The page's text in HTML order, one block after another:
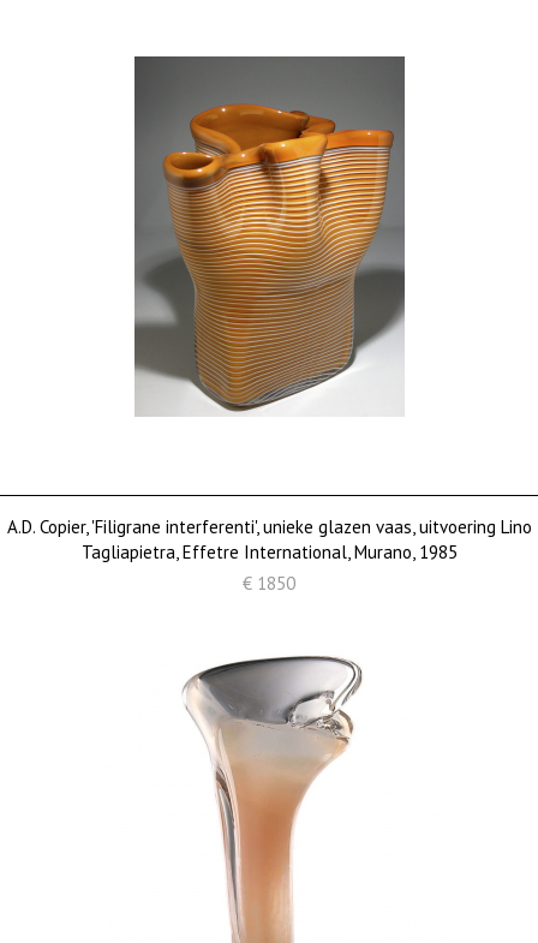
A.D. Copier, 'Filigrane interferenti', unieke glazen vaas, uitvoering Lino
Tagliapietra, Effetre International, Murano, 1985
€ 1850